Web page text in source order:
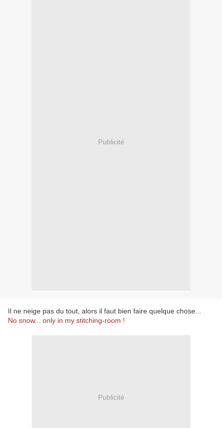
Publicité
Il ne neige pas du tout, alors il faut bien faire quelque chose...
No snow... only in my stitching-room !
Publicité